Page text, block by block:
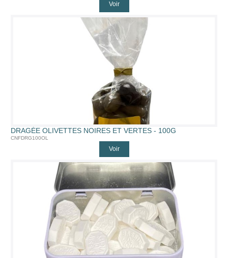
Voir
DRAGÉE OLIVETTES NOIRES ET VERTES - 100G
CNFDRG100OL
Voir